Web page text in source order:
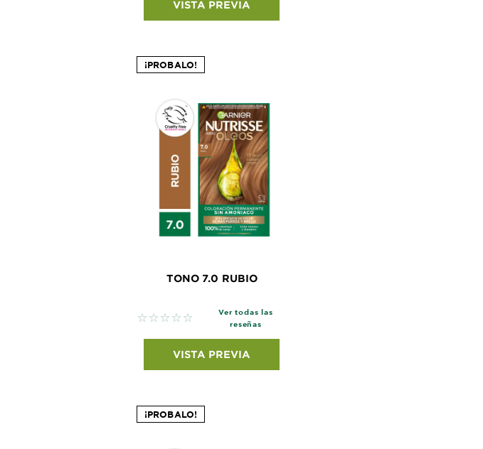
VISTA PREVIA
¡PROBALO!
TONO 7.0 RUBIO
No reviews
Ver todas las
reseñas
VISTA PREVIA
¡PROBALO!